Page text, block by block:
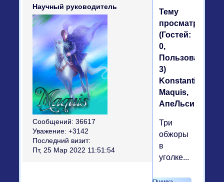
Научный руководитель
Сообщений: 36617
Уважение: +3142
Последний визит:
Пт, 25 Мар 2022 11:51:54
Тему
просматривают
(Гостей:
0,
Пользователей:
3)
Konstantinys2,
Maquis,
АпеЛьсинка
Три
обжоры
в
уголке...